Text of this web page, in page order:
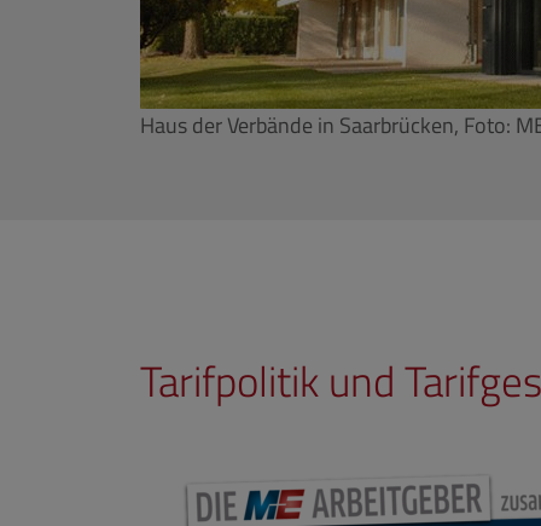
Haus der Verbände in Saarbrücken, Foto:
Tarifpolitik und